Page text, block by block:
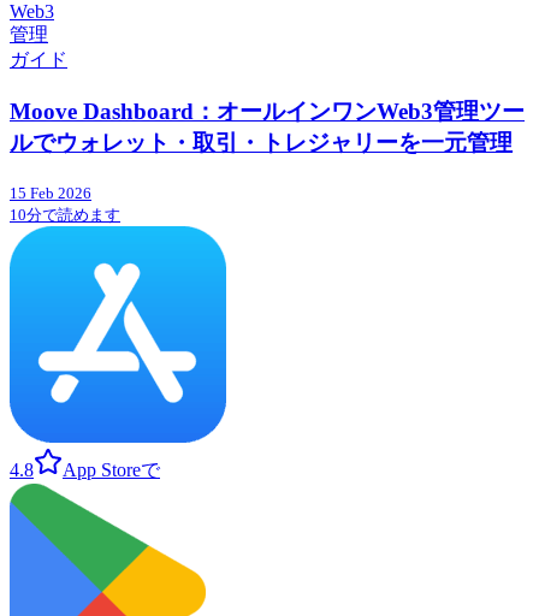
Web3
管理
ガイド
Moove Dashboard：オールインワンWeb3管理ツー
ルでウォレット・取引・トレジャリーを一元管理
15 Feb 2026
10分で読めます
4.8 App Storeで